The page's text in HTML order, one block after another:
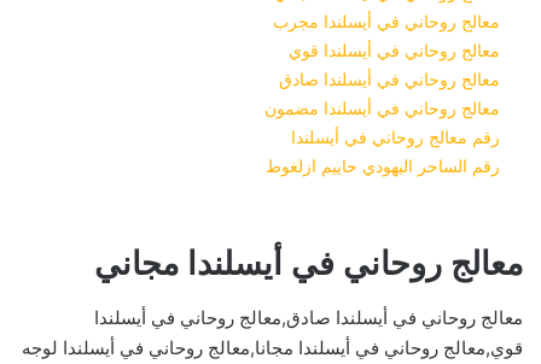
معالج روحاني في أيسلندا مجرب
معالج روحاني في أيسلندا قوي
معالج روحاني في أيسلندا صادق
معالج روحاني في أيسلندا مضمون
رقم معالج روحاني في أيسلندا
رقم الساحر اليهودي حاييم ازلغوط
معالج روحاني في أيسلندا مجاني
معالج روحاني في أيسلندا صادق,معالج روحاني في أيسلندا
قوي,معالج روحاني في أيسلندا مجانا,معالج روحاني في أيسلندا لوجه